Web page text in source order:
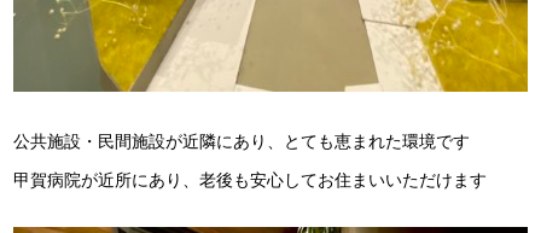
公共施設・民間施設が近隣にあり、とても恵まれた環境です
甲賀病院が近所にあり、老後も安心してお住まいいただけます